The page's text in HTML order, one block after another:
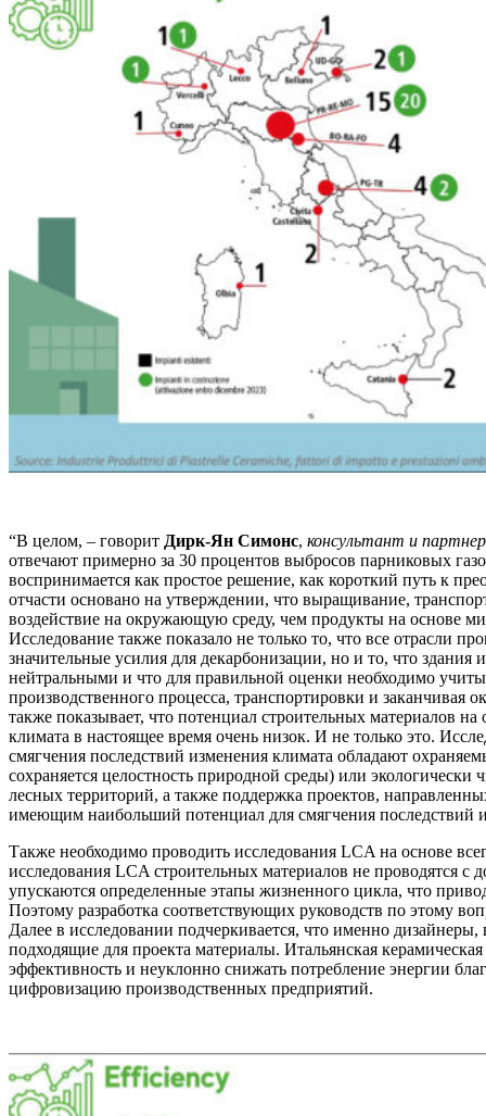
“В целом, – говорит Дирк-Ян Симонс, консультант и
отвечают примерно за 30 процентов выбросов парниковых
воспринимается как простое решение, как короткий путь к
отчасти основано на утверждении, что выращивание,
воздействие на окружающую среду, чем продукты на основе
Исследование также показало не только то, что все отрасли
значительные усилия для декарбонизации, но и то, что
нейтральными и что для правильной оценки необходимо
производственного процесса, транспортировки и
также показывает, что потенциал строительных материалов
климата в настоящее время очень низок. И не только это.
смягчения последствий изменения климата обладают
сохраняется целостность природной среды) или
лесных территорий, а также поддержка проектов,
имеющим наибольший потенциал для смягчения последствий
Также необходимо проводить исследования LCA на основе
исследования LCA строительных материалов не проводятся
упускаются определенные этапы жизненного цикла, что
Поэтому разработка соответствующих руководств по этому
Далее в исследовании подчеркивается, что именно
подходящие для проекта материалы. Итальянская
эффективность и неуклонно снижать потребление энергии
цифровизацию производственных предприятий.